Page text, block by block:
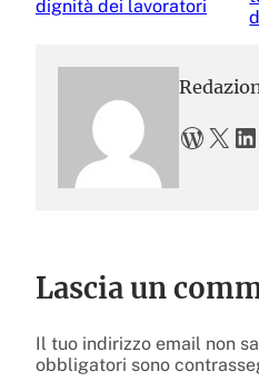
dignità dei lavoratori
WordPress X LinkedIn
Lascia un
Il tuo indirizzo email non
obbligatori sono